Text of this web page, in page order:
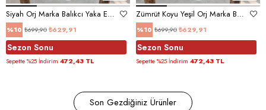
Siyah Orj Marka Balıkcı Yaka Elbise
%10 ₺629,91
₺699,90
Sezon Sonu
Sepette %25 İndirim 472,43 TL
Zümrüt Koyu Yeşil Orj Marka Balıkcı Yaka Elbise
%10 ₺629,91
₺699,90
Sezon Sonu
Sepette %25 İndirim 472,43 TL
Son Gezdiğiniz Ürünler